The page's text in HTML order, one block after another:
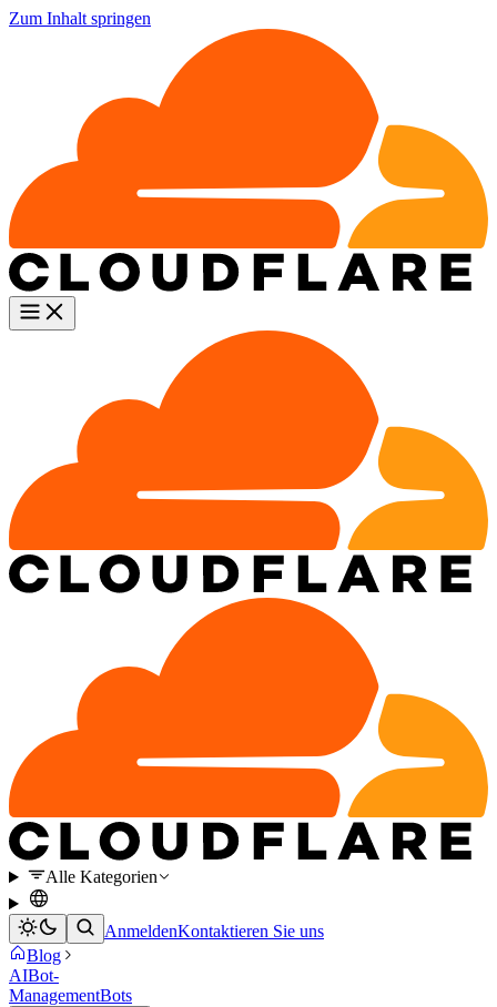
Zum Inhalt springen
Alle Kategorien
AnmeldenKontaktieren Sie uns
Blog
AIBot-
ManagementBots